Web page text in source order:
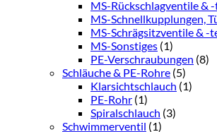
MS-Rückschlagventile &
MS-Schnellkupplungen,
MS-Schrägsitzventile & -
MS-Sonstiges (1)
PE-Verschraubungen (8)
Schläuche & PE-Rohre (5)
Klarsichtschlauch (1)
PE-Rohr (1)
Spiralschlauch (3)
Schwimmerventil (1)